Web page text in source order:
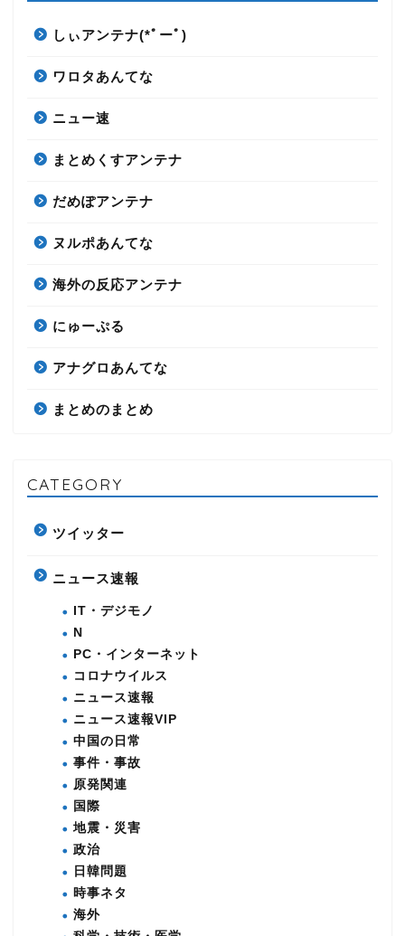
しぃアンテナ(*ﾟーﾟ)
ワロタあんてな
ニュー速
まとめくすアンテナ
だめぽアンテナ
ヌルポあんてな
海外の反応アンテナ
にゅーぷる
アナグロあんてな
まとめのまとめ
CATEGORY
ツイッター
ニュース速報
IT・デジモノ
N
PC・インターネット
コロナウイルス
ニュース速報
ニュース速報VIP
中国の日常
事件・事故
原発関連
国際
地震・災害
政治
日韓問題
時事ネタ
海外